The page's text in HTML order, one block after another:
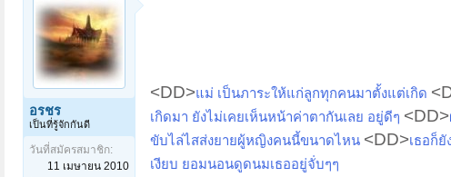
อรชร
เป็นที่รู้จักกันดี
วันที่สมัครสมาชิก:
11 เมษายน 2010
<DD>แม่ เป็นภาระให้แก่ลูกทุกคนมาตั้งแต่เกิด
เกิดมา ยังไม่เคยเห็นหน้าค่าตากันเลย อยู่ดีๆ <DD>
ขับไล่ไสส่งยายผู้หญิงคนนี้ขนาดไหน <DD>เธอก็
เงียบ ยอมนอนดูดนมเธออยู่จั่บๆๆ